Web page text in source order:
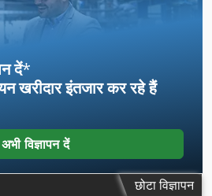
दें*
खरीदारइंतजार कर रहे हैं
अभी विज्ञापन दें
छोटा विज्ञापन